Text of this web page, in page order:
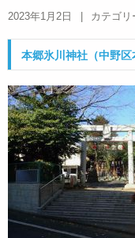
2023年1月2日 カテゴリ
本郷氷川神社（中野